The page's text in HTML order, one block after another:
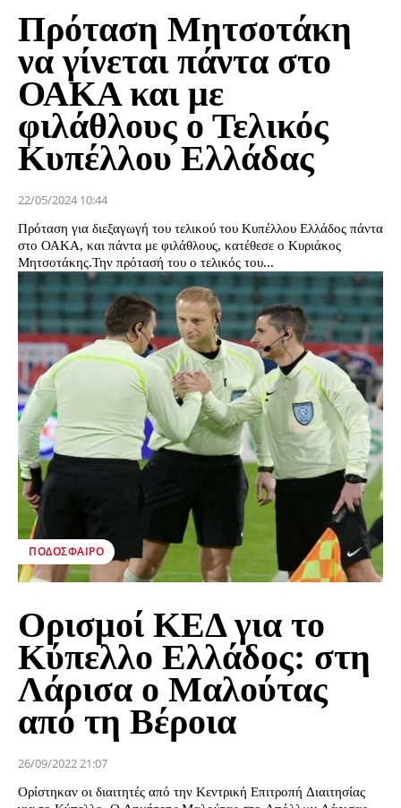
Πρόταση Μητσοτάκη
να γίνεται πάντα στο
ΟΑΚΑ και με
φιλάθλους ο Τελικός
Κυπέλλου Ελλάδας
22/05/2024 10:44
Πρόταση για διεξαγωγή του τελικού του Κυπέλλου Ελλάδος πάντα
στο ΟΑΚΑ, και πάντα με φιλάθλους, κατέθεσε ο Κυριάκος
Μητσοτάκης.Την πρότασή του ο τελικός του...
ΠΟΔΌΣΦΑΙΡΟ
Ορισμοί ΚΕΔ για το
Κύπελλο Ελλάδος: στη
Λάρισα ο Μαλούτας
από τη Βέροια
26/09/2022 21:07
Ορίστηκαν οι διαιτητές από την Κεντρική Επιτροπή Διαιτησίας